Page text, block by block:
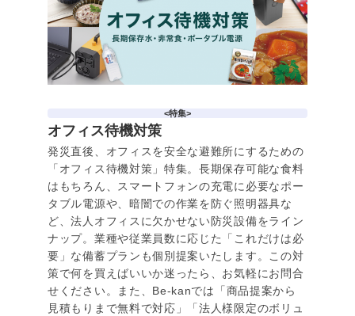
<特集>
オフィス待機対策
発災直後、オフィスを安全な避難所にするための
「オフィス待機対策」特集。長期保存可能な食料
はもちろん、スマートフォンの充電に必要なポー
タブル電源や、暗闇での作業を防ぐ照明器具な
ど、法人オフィスに欠かせない防災設備をライン
ナップ。業種や従業員数に応じた「これだけは必
要」な備蓄プランも個別提案いたします。この対
策で何を買えばいいか迷ったら、お気軽にお問合
せください。また、Be-kanでは「商品提案から
見積もりまで無料で対応」「法人様限定のボリュ